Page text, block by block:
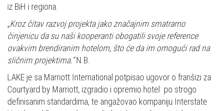
iz BiH i regiona.
„Kroz čitav razvoj projekta jako značajnim smatramo
činjenicu da su naši kooperanti obogatili svoje reference
ovakvim brendiranim hotelom, što će da im omogući rad na
sličnim projektima.“N.B.
LAKE je sa Marriott International potpisao ugovor o franšizi za
Courtyard by Marriott, izgradio i opremio hotel po strogo
definisanim standardima, te angažovao kompaniju Interstate